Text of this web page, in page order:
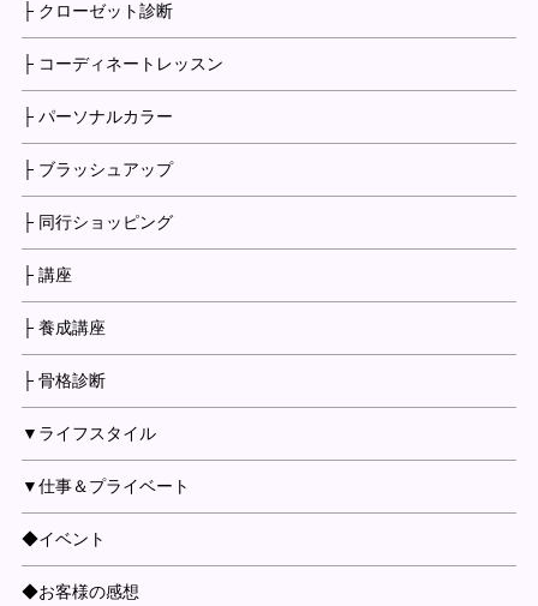
├ クローゼット診断
├ コーディネートレッスン
├ パーソナルカラー
├ ブラッシュアップ
├ 同行ショッピング
├ 講座
├ 養成講座
├ 骨格診断
▼ライフスタイル
▼仕事＆プライベート
◆イベント
◆お客様の感想